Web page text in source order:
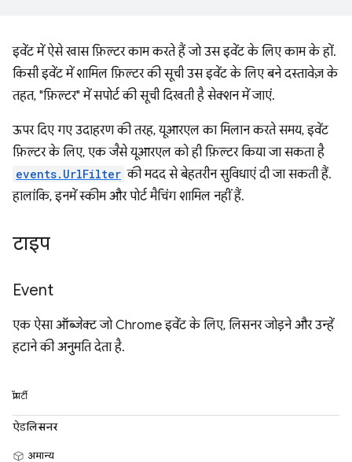
इवेंट में ऐसे खास फ़िल्टर काम करते हैं जो उस इवेंट के लिए काम के हों.
किसी इवेंट में शामिल फ़िल्टर की सूची उस इवेंट के लिए बने दस्तावेज़ के
तहत, "फ़िल्टर" में सपोर्ट की सूची दिखती है सेक्शन में जाएं.
ऊपर दिए गए उदाहरण की तरह, यूआरएल का मिलान करते समय, इवेंट
फ़िल्टर के लिए, एक जैसे यूआरएल को ही फ़िल्टर किया जा सकता है
events.UrlFilter की मदद से बेहतरीन सुविधाएं दी जा सकती हैं.
हालांकि, इनमें स्कीम और पोर्ट मैचिंग शामिल नहीं हैं.
टाइप
Event
एक ऐसा ऑब्जेक्ट जो Chrome इवेंट के लिए, लिसनर जोड़ने और उन्हें
हटाने की अनुमति देता है.
प्रॉपर्टी
ऐडलिसनर
अमान्य